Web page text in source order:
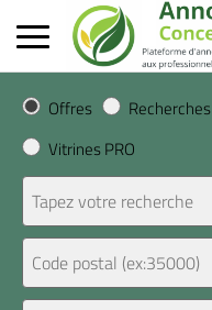
Offres Recherches
Vitrines PRO